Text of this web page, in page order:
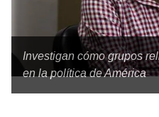
Investigan cómo grupos
en la política de América